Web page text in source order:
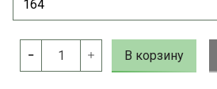
В корзину